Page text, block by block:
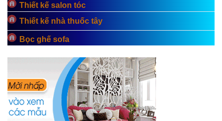
Thiết kế salon tóc
Thiết kế nhà thuốc tây
Bọc ghế sofa